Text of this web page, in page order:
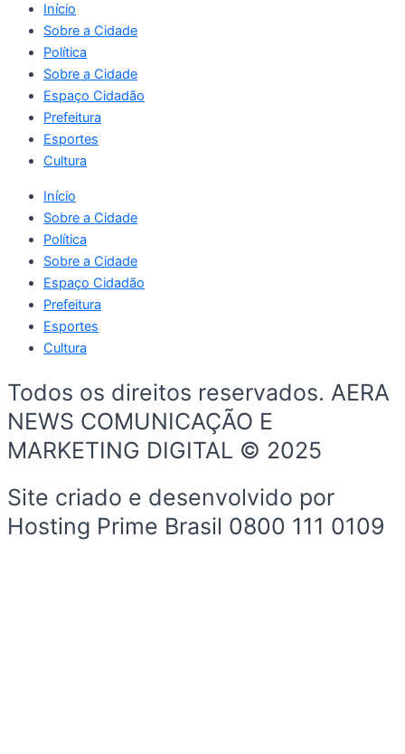
Início
Sobre a Cidade
Política
Sobre a Cidade
Espaço Cidadão
Prefeitura
Esportes
Cultura
Início
Sobre a Cidade
Política
Sobre a Cidade
Espaço Cidadão
Prefeitura
Esportes
Cultura
Todos os direitos reservados. AERA
NEWS COMUNICAÇÃO E
MARKETING DIGITAL © 2025
Site criado e desenvolvido por
Hosting Prime Brasil 0800 111 0109